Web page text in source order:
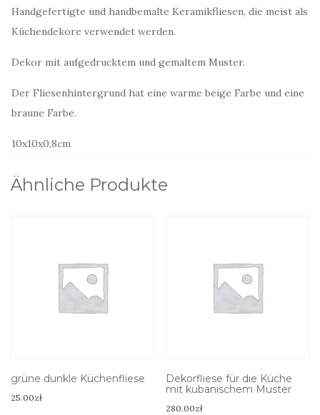
Handgefertigte und handbemalte Keramikfliesen, die meist als
Küchendekore verwendet werden.
Dekor mit aufgedrucktem und gemaltem Muster.
Der Fliesenhintergrund hat eine warme beige Farbe und eine
braune Farbe.
10x10x0,8cm
Ähnliche Produkte
grüne dunkle Küchenfliese
25.00zł
Dekorfliese für die Küche
mit kubanischem Muster
280.00zł